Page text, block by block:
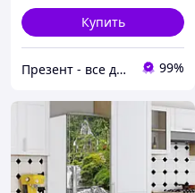
Купить
Презент - все для декора 99%